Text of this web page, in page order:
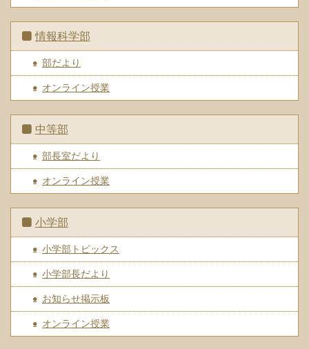
情報科学部
部だより
オンライン授業
中等部
部長室だより
オンライン授業
小学部
小学部トピックス
小学部長だより
お知らせ掲示板
オンライン授業